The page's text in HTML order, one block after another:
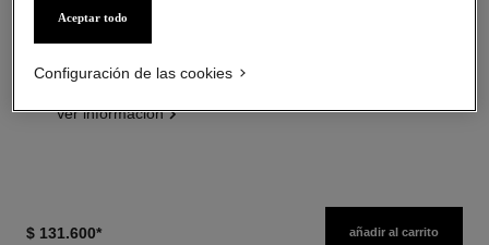
Reafirmante
desde
$ 210.200
Precio sin Impuestos Nacionales:
Ver información
$ 131.600* añadir al carrito
Aceptar todo
Configuración de las cookies